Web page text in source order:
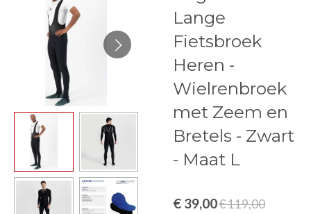
Lange
Fietsbroek
Heren -
Wielrenbroek
met Zeem en
Bretels - Zwart
- Maat L
€ 39,00€ 119,00